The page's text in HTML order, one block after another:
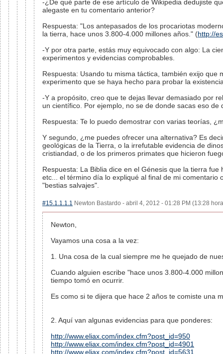
-¿De qué parte de ese artículo de Wikipedia dedujiste
alegaste en tu comentario anterior?
Respuesta: "Los antepasados de los procariotas
la tierra, hace unos 3.800-4.000 millones años." (http://
-Y por otra parte, estás muy equivocado con algo: La
experimentos y evidencias comprobables.
Respuesta: Usando tu misma táctica, también exijo
experimento que se haya hecho para probar la
-Y a propósito, creo que te dejas llevar demasiado por
un científico. Por ejemplo, no se de donde sacas eso
Respuesta: Te lo puedo demostrar con varias teorías,
Y segundo, ¿me puedes ofrecer una alternativa? Es
geológicas de la Tierra, o la irrefutable evidencia de
cristiandad, o de los primeros primates que hicieron
Respuesta: La Biblia dice en el Génesis que la tierra
etc... el término día lo expliqué al final de mi
"bestias salvajes".
#15.1.1.1.1 Newton Bastardo - abril 4, 2012 - 01:28 PM (13:28
Newton,
Vayamos una cosa a la vez:
1. Una cosa de la cual siempre me he quejado de
Cuando alguien escribe "hace unos 3.800-4.000
tiempo tomó en ocurrir.
Es como si te dijera que hace 2 años te comiste una
2. Aquí van algunas evidencias para que ponderes:
http://www.eliax.com/index.cfm?post_id=950
http://www.eliax.com/index.cfm?post_id=4901
http://www.eliax.com/index.cfm?post_id=5631